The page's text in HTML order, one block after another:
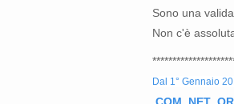
Sono una
Non c'è
Dal 1° Gennaio